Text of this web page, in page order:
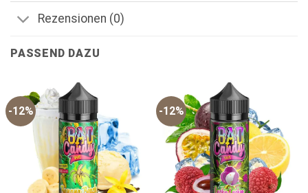
Rezensionen (0)
PASSEND DAZU
-12% -12%